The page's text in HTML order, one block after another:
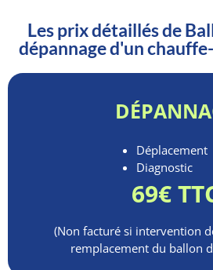
Les prix détaillés de
dépannage d'un
Déplacement
Diagnostic
69€
(Non facturé si intervention
remplacement du ballon